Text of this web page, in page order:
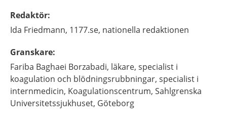
Redaktör:
Ida Friedmann, 1177.se, nationella redaktionen
Granskare:
Fariba Baghaei Borzabadi, läkare, specialist i
koagulation och blödningsrubbningar, specialist i
internmedicin, Koagulationscentrum, Sahlgrenska
Universitetssjukhuset, Göteborg